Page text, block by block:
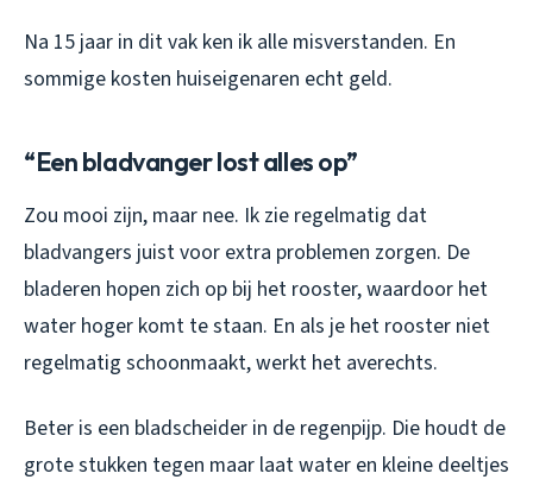
Na 15 jaar in dit vak ken ik alle misverstanden. En
sommige kosten huiseigenaren echt geld.
“Een bladvanger lost alles op”
Zou mooi zijn, maar nee. Ik zie regelmatig dat
bladvangers juist voor extra problemen zorgen. De
bladeren hopen zich op bij het rooster, waardoor het
water hoger komt te staan. En als je het rooster niet
regelmatig schoonmaakt, werkt het averechts.
Beter is een bladscheider in de regenpijp. Die houdt de
grote stukken tegen maar laat water en kleine deeltjes